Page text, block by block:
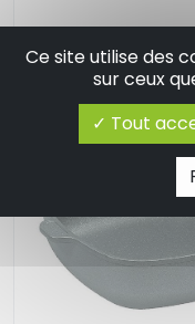
Ce site utilise des
sur ceux
Tout